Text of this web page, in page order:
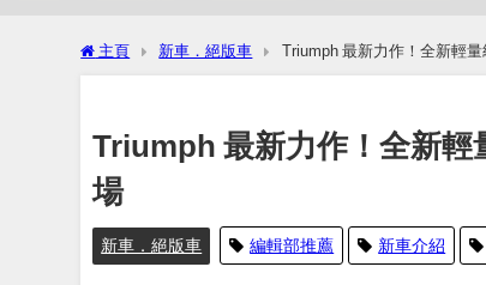
主頁 新車．絕版車 Triumph 最新力作！全新輕
Triumph 最新力作！全新輕
場
新車．絕版車 編輯部推薦 新車介紹